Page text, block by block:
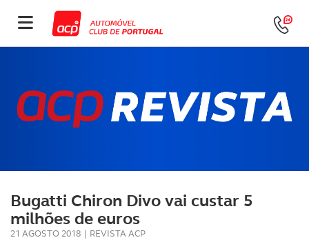
Bugatti Chiron Divo vai custar 5
milhões de euros
21 AGOSTO 2018 | REVISTA ACP